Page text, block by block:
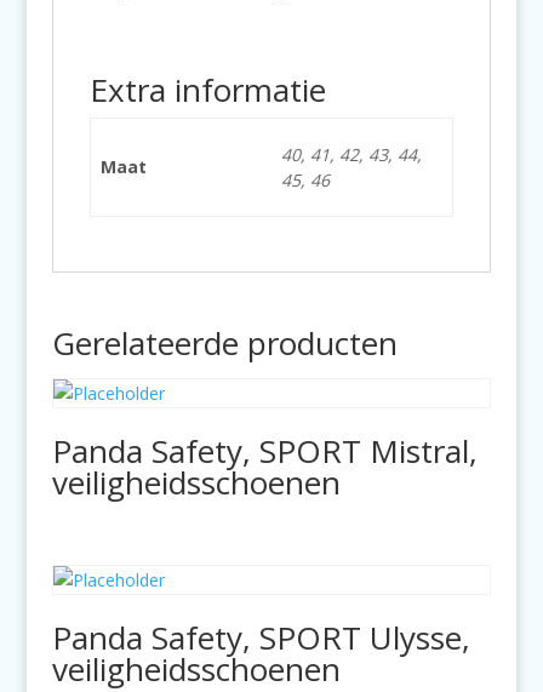
Extra informatie
Maat
40, 41, 42, 43, 44,
45, 46
Gerelateerde producten
Panda Safety, SPORT Mistral,
veiligheidsschoenen
Panda Safety, SPORT Ulysse,
veiligheidsschoenen